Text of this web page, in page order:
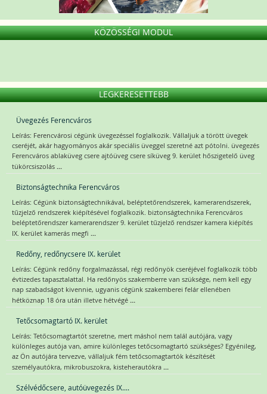
KÖZÖSSÉGI MODUL
LEGKERESETTEBB
Üvegezés Ferencváros
Leírás: Ferencvárosi cégünk üvegezéssel foglalkozik. Vállaljuk a törött üvegek
cseréjét, akár hagyományos akár speciális üveggel szeretné azt pótolni. üvegezés
Ferencváros ablaküveg csere ajtóüveg csere síküveg 9. kerület hőszigetelő üveg
tükörcsiszolás ...
Biztonságtechnika Ferencváros
Leírás: Cégünk biztonságtechnikával, beléptetőrendszerek, kamerarendszerek,
tűzjelző rendszerek kiépítésével foglalkozik. biztonságtechnika Ferencváros
beléptetőrendszer kamerarendszer 9. kerület tűzjelző rendszer kamera kiépítés
IX. kerület kamerás megfi ...
Redőny, redőnycsere IX. kerület
Leírás: Cégünk redőny forgalmazással, régi redőnyök cseréjével foglalkozik több
évtizedes tapasztalattal. Ha redőnyös szakemberre van szüksége, nem kell egy
nap szabadságot kivennie, ugyanis cégünk szakemberei felár ellenében
hétköznap 18 óra után illetve hétvégé ...
Tetőcsomagtartó IX. kerület
Leírás: Tetőcsomagtartót szeretne, mert máshol nem talál autójára, vagy
különleges autója van, amire különleges tetőcsomagtartó szükséges? Egyénileg,
az Ön autójára tervezve, vállaljuk fém tetőcsomagtartók készítését
személyautókra, mikrobuszokra, kisteherautókra ...
Szélvédőcsere, autóüvegezés IX....